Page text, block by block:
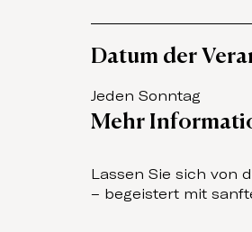
Datum der
Jeden Sonntag
Mehr
Lassen Sie sich von
– begeistert mit